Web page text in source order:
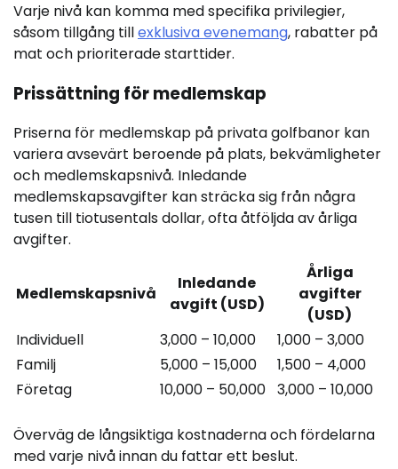
Varje nivå kan komma med specifika privilegier,
såsom tillgång tillexklusiva evenemang, rabatter på
mat och prioriterade starttider.
Prissättning för medlemskap
Priserna för medlemskap på privata golfbanor kan
variera avsevärt beroende på plats, bekvämligheter
och medlemskapsnivå. Inledande
medlemskapsavgifter kan sträcka sig från några
tusen till tiotusentals dollar, ofta åtföljda av årliga
avgifter.
Medlemskapsnivå
Inledande
avgift (USD)
Årliga
avgifter
(USD)
Individuell
3,000 – 10,000
1,000 – 3,000
Familj
5,000 – 15,000
1,500 – 4,000
Företag
10,000 – 50,000 3,000 – 10,000
Överväg de långsiktiga kostnaderna och fördelarna
med varje nivå innan du fattar ett beslut.